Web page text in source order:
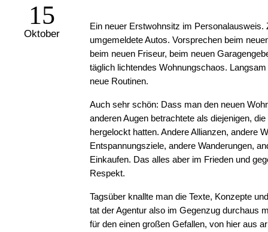
15
Oktober
Ein neuer Erstwohnsitz im Personalausweis.
umgemeldete Autos. Vorsprechen beim
beim neuen Friseur, beim neuen
täglich lichtendes Wohnungschaos.
neue Routinen.
Auch sehr schön: Dass man den neuen
anderen Augen betrachtete als diejenigen, die
hergelockt hatten. Andere Allianzen, andere
Entspannungsziele, andere Wanderungen,
Einkaufen. Das alles aber im Frieden und
Respekt.
Tagsüber knallte man die Texte, Konzepte
tat der Agentur also im Gegenzug durchaus
für den einen großen Gefallen, von hier aus